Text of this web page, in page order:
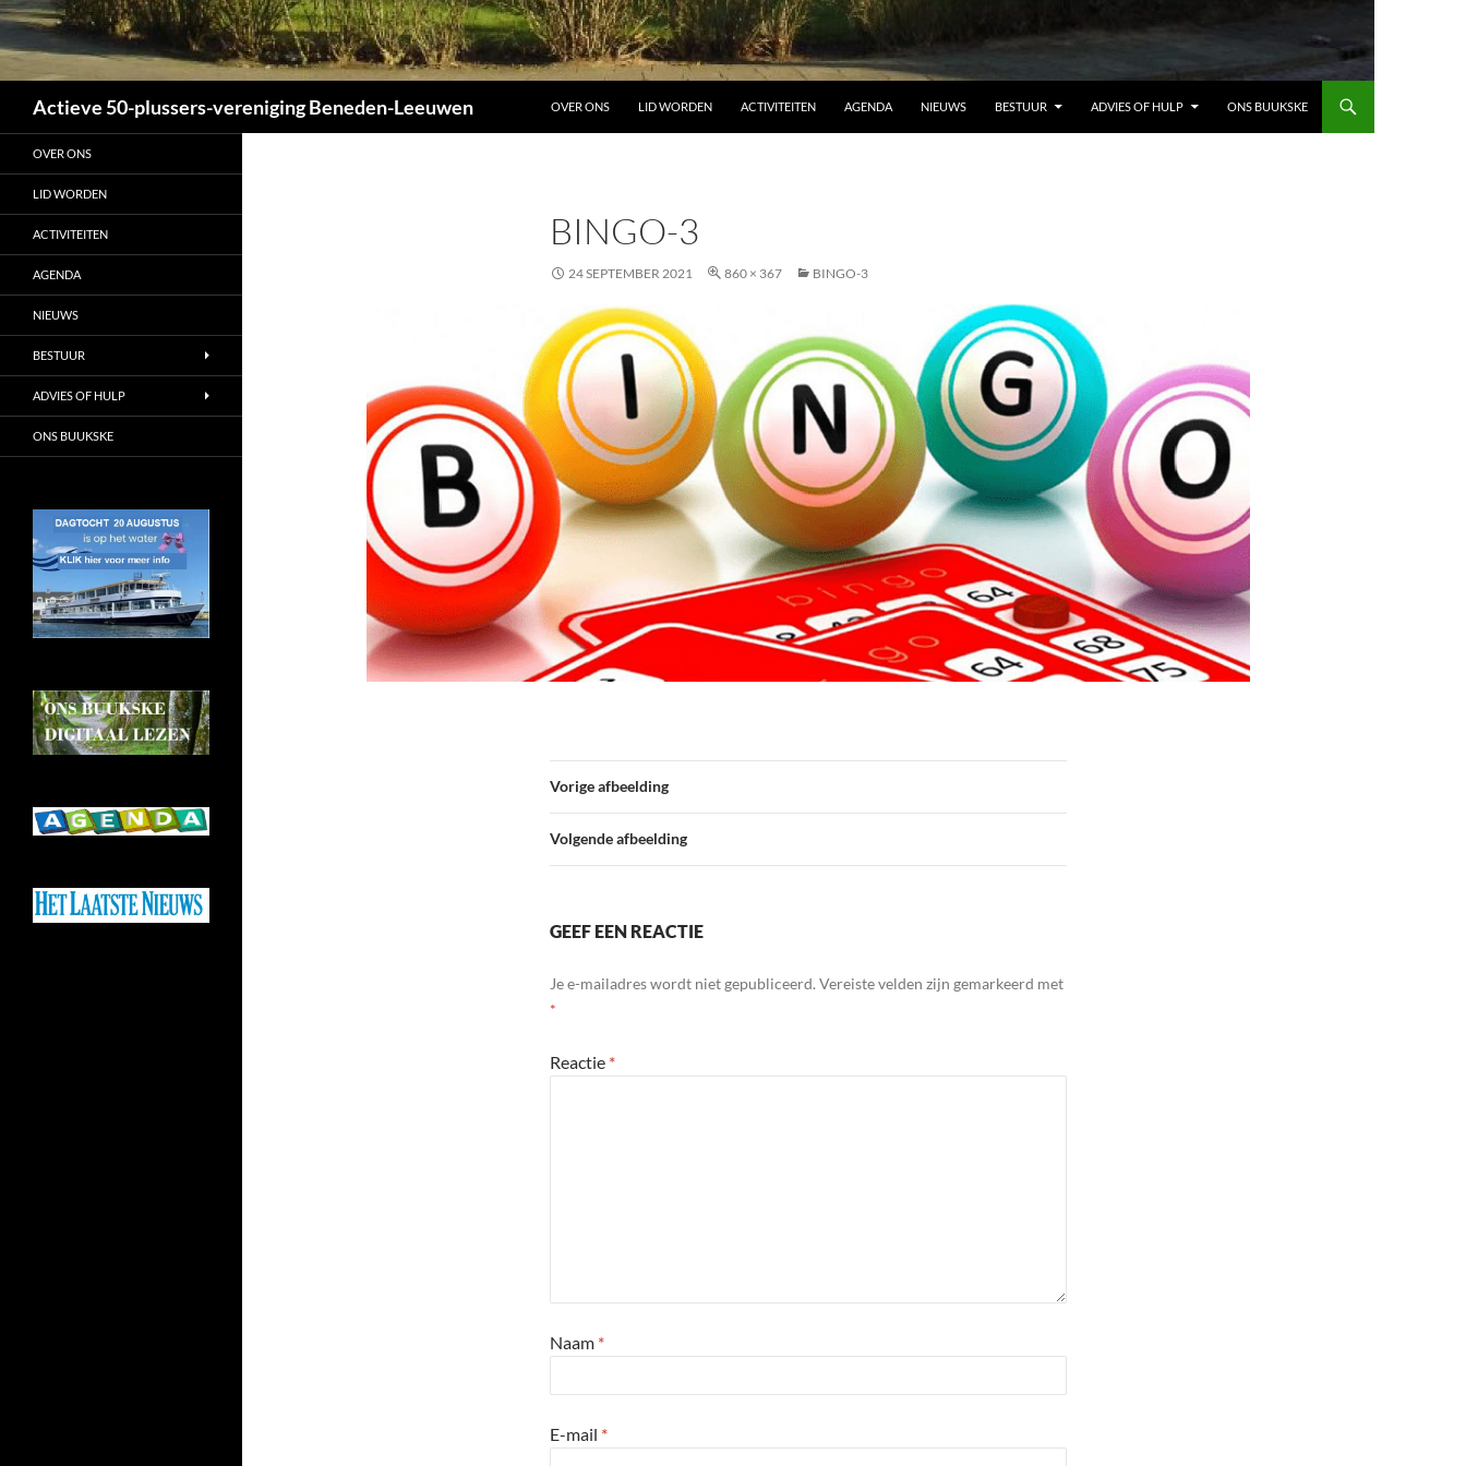
Actieve 50-plussers-vereniging Beneden-Leeuwen OVER ONS LID WORDEN ACTIVITEITEN AGENDA NIEUWS BESTUUR ADVIES OF HULP ONS BUUKSKE
BINGO-3
24 SEPTEMBER 2021 860 × 367 BINGO-3
Vorige afbeelding
Volgende afbeelding
GEEF EEN REACTIE
Je e-mailadres wordt niet gepubliceerd. Vereiste velden zijn gemarkeerd met
*
Reactie *
Naam *
E-mail *
OVER ONS
LID WORDEN
ACTIVITEITEN
AGENDA
NIEUWS
BESTUUR
ADVIES OF HULP
ONS BUUKSKE